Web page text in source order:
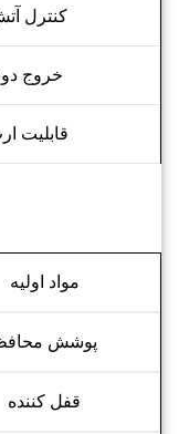
کنترل
خروج
قابلیت
مواد اولیه
پوشش
قفل کننده